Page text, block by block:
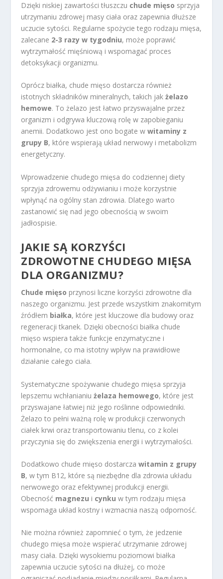
Dzięki niskiej zawartości tłuszczu chude mięso sprzyja
utrzymaniu zdrowej masy ciała oraz zapewnia dłuższe
uczucie sytości. Regularne spożycie tego rodzaju mięsa,
zalecane 2-3 razy w tygodniu, może poprawić
wytrzymałość mięśniową i wspomagać proces
detoksykacji organizmu.
Oprócz białka, chude mięso dostarcza również
istotnych składników mineralnych, takich jakżelazo
hemowe. To żelazo jest łatwo przyswajalne przez
organizm i odgrywa kluczową rolę w zapobieganiu
anemii. Dodatkowo jest ono bogate wwitaminy z
grupy B, które wspierają układ nerwowy i metabolizm
energetyczny.
Wprowadzenie chudego mięsa do codziennej diety
sprzyja zdrowemu odżywianiu i może korzystnie
wpłynąć na ogólny stan zdrowia. Dlatego warto
zastanowić się nad jego obecnością w swoim
jadłospisie.
JAKIE SĄ KORZYŚCI
ZDROWOTNE CHUDEGO MIĘSA
DLA ORGANIZMU?
Chude mięso przynosi liczne korzyści zdrowotne dla
naszego organizmu. Jest przede wszystkim znakomitym
źródłem białka, które jest kluczowe dla budowy oraz
regeneracji tkanek. Dzięki obecności białka chude
mięso wspiera także funkcje enzymatyczne i
hormonalne, co ma istotny wpływ na prawidłowe
działanie całego ciała.
Systematyczne spożywanie chudego mięsa sprzyja
lepszemu wchłanianiużelaza hemowego, które jest
przyswajane łatwiej niż jego roślinne odpowiedniki.
Żelazo to pełni ważną rolę w produkcji czerwonych
ciałek krwi oraz transportowaniu tlenu, co z kolei
przyczynia się do zwiększenia energii i wytrzymałości.
Dodatkowo chude mięso dostarczawitamin z grupy
B, w tym B12, które są niezbędne dla zdrowia układu
nerwowego oraz efektywnej produkcji energii.
Obecność magnezu i cynku w tym rodzaju mięsa
wspomaga układ kostny i wzmacnia naszą odporność.
Nie można również zapomnieć o tym, że jedzenie
chudego mięsa może wspierać utrzymanie zdrowej
masy ciała. Dzięki wysokiemu poziomowi białka
zapewnia uczucie sytości na dłużej, co może